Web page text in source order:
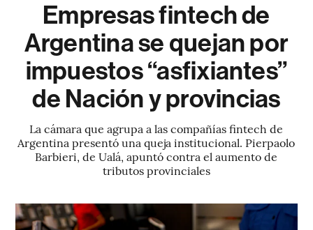
Empresas fintech de
Argentina se quejan por
impuestos “asfixiantes”
de Nación y provincias
La cámara que agrupa a las compañías fintech de
Argentina presentó una queja institucional. Pierpaolo
Barbieri, de Ualá, apuntó contra el aumento de
tributos provinciales